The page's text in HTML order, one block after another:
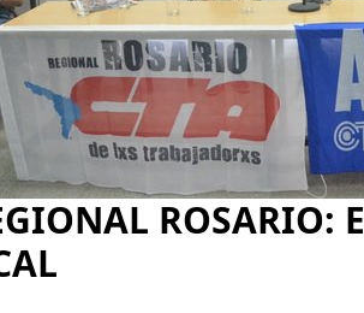
ROSARIO: